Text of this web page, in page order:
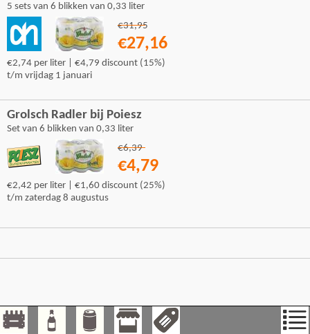
5 sets van 6 blikken van 0,33 liter
€31,95
€27,16
€2,74 per liter | €4,79 discount (15%)
t/m vrijdag 1 januari
Grolsch Radler bij Poiesz
Set van 6 blikken van 0,33 liter
€6,39
€4,79
€2,42 per liter | €1,60 discount (25%)
t/m zaterdag 8 augustus